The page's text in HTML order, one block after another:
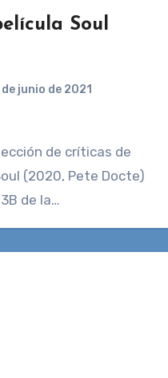
Soul
de junio de 2021
de críticas de
(2020, Pete Docte)
de la…